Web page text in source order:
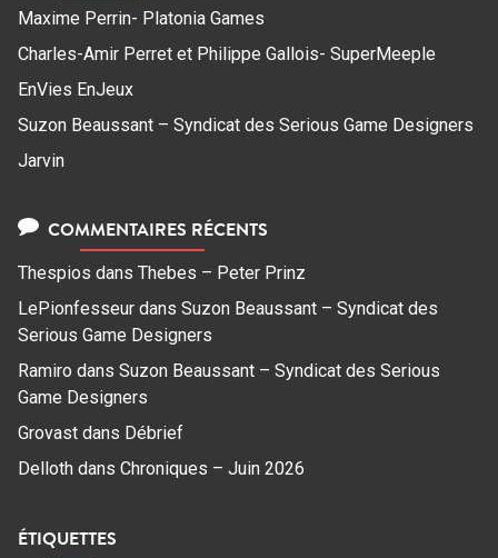
Maxime Perrin- Platonia Games
Charles-Amir Perret et Philippe Gallois- SuperMeeple
EnVies EnJeux
Suzon Beaussant – Syndicat des Serious Game Designers
Jarvin
COMMENTAIRES RÉCENTS
Thespios dans Thebes – Peter Prinz
LePionfesseur dans Suzon Beaussant – Syndicat des
Serious Game Designers
Ramiro dans Suzon Beaussant – Syndicat des Serious
Game Designers
Grovast dans Débrief
Delloth dans Chroniques – Juin 2026
ÉTIQUETTES